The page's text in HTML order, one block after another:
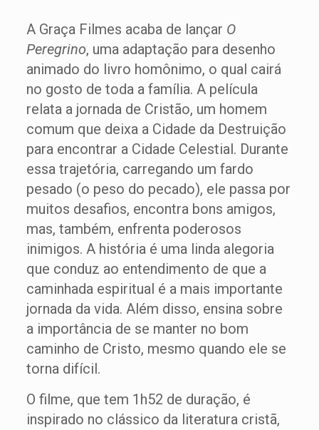
A Graça Filmes acaba de lançar O
Peregrino, uma adaptação para desenho
animado do livro homônimo, o qual cairá
no gosto de toda a família. A película
relata a jornada de Cristão, um homem
comum que deixa a Cidade da Destruição
para encontrar a Cidade Celestial. Durante
essa trajetória, carregando um fardo
pesado (o peso do pecado), ele passa por
muitos desafios, encontra bons amigos,
mas, também, enfrenta poderosos
inimigos. A história é uma linda alegoria
que conduz ao entendimento de que a
caminhada espiritual é a mais importante
jornada da vida. Além disso, ensina sobre
a importância de se manter no bom
caminho de Cristo, mesmo quando ele se
torna difícil.
O filme, que tem 1h52 de duração, é
inspirado no clássico da literatura cristã,